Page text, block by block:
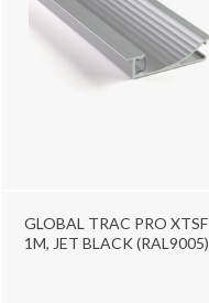
GLOBAL TRAC PRO XTSF
1M, JET BLACK (RAL9005)